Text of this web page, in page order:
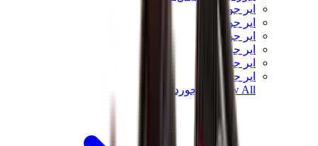
اير جوردن 1
اير جوردن 2
اير جوردن 3
اير جوردن 4
اير جوردن 5
اير جوردن 6
View All
اير جوردن